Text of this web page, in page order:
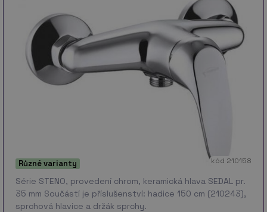
kód 210158
Různé varianty
Série STENO, provedení chrom, keramická hlava SEDAL pr.
35 mm Součástí je příslušenství: hadice 150 cm (210243),
sprchová hlavice a držák sprchy.